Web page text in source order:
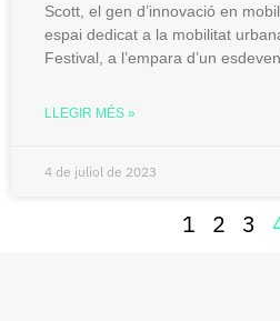
Scott, el gen d’innovació en
espai dedicat a la mobilitat
Festival, a l’empara d’un
LLEGIR MÉS »
4 de juliol de 2023
1 2 3